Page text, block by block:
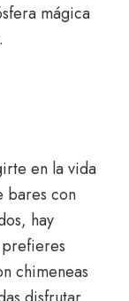
mágica
en la vida
bares con
hay
chimeneas